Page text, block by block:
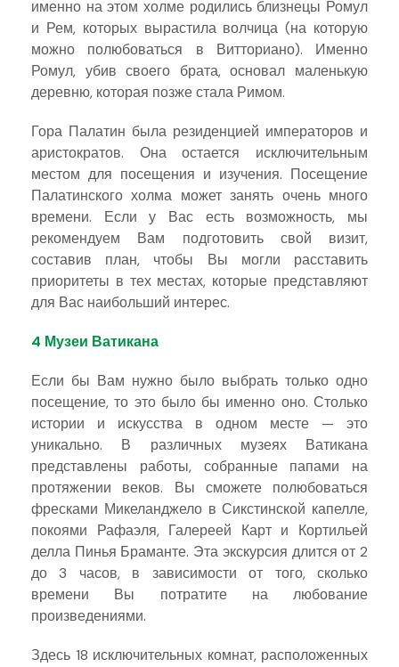
именно на этом холме родились близнецы Ромул
и Рем, которых вырастила волчица (на которую
можно полюбоваться в Витториано). Именно
Ромул, убив своего брата, основал маленькую
деревню, которая позже стала Римом.
Гора Палатин была резиденцией императоров и
аристократов. Она остается исключительным
местом для посещения и изучения. Посещение
Палатинского холма может занять очень много
времени. Если у Вас есть возможность, мы
рекомендуем Вам подготовить свой визит,
составив план, чтобы Вы могли расставить
приоритеты в тех местах, которые представляют
для Вас наибольший интерес.
4 Музеи Ватикана
Если бы Вам нужно было выбрать только одно
посещение, то это было бы именно оно. Столько
истории и искусства в одном месте — это
уникально. В различных музеях Ватикана
представлены работы, собранные папами на
протяжении веков. Вы сможете полюбоваться
фресками Микеланджело в Сикстинской капелле,
покоями Рафаэля, Галереей Карт и Кортильей
делла Пинья Браманте. Эта экскурсия длится от 2
до 3 часов, в зависимости от того, сколько
времени Вы потратите на любование
произведениями.
Здесь 18 исключительных комнат, расположенных